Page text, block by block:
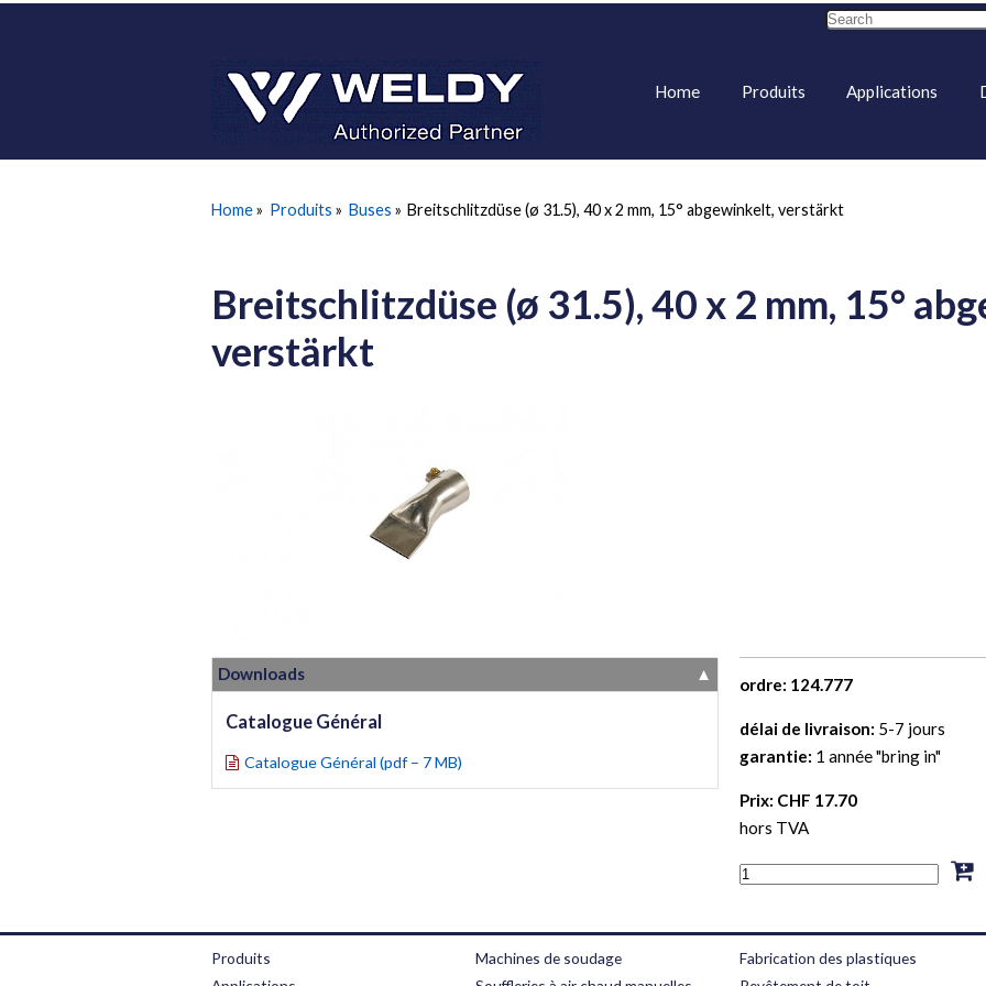
Home Produits Applications
Home» Produits » Buses » Breitschlitzdüse (ø 31.5), 40 x 2 mm, 15° abgewinkelt, verstärkt
Breitschlitzdüse (ø 31.5), 40 x 2 mm, 15°
verstärkt
Downloads ▼
Catalogue Général
Catalogue Général (pdf – 7 MB)
ordre: 124.777
délai de livraison: 5-7 jours
garantie: 1 année "bring in"
Prix: CHF 17.70
hors TVA
Produits
Machines de soudage
Fabrication des plastiques